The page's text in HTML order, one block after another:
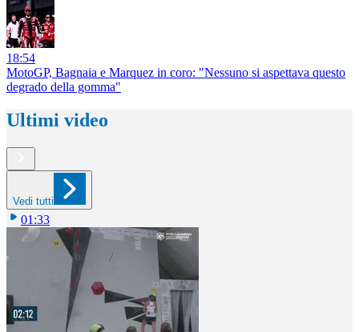
18:54
MotoGP, Bagnaia e Marquez in coro: "Nessuno si aspettava questo
degrado della gomma"
Ultimi video
Vedi tutti
01:33